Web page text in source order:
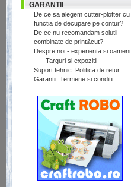
GARANTII
De ce sa alegem cutter-plotter cu
functia de decupare pe contur?
De ce nu recomandam solutii
combinate de print&cut?
Despre noi - experienta si oameni
Targuri si expozitii
Suport tehnic. Politica de retur.
Garantii. Termene si conditii